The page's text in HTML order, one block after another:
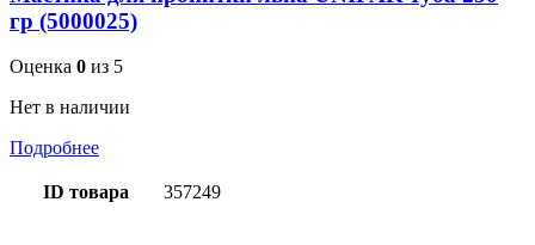
гр (5000025)
Оценка 0 из 5
Нет в наличии
Подробнее
ID товара 357249